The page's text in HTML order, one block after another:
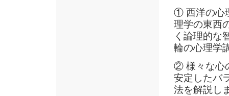
① 西洋の心
理学の東西
く論理的な
輪の心理学
② 様々な心
安定したバ
法を解説し